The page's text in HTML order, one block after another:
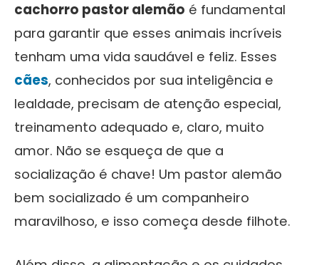
cachorro pastor alemão é fundamental
para garantir que esses animais incríveis
tenham uma vida saudável e feliz. Esses
cães, conhecidos por sua inteligência e
lealdade, precisam de atenção especial,
treinamento adequado e, claro, muito
amor. Não se esqueça de que a
socialização é chave! Um pastor alemão
bem socializado é um companheiro
maravilhoso, e isso começa desde filhote.